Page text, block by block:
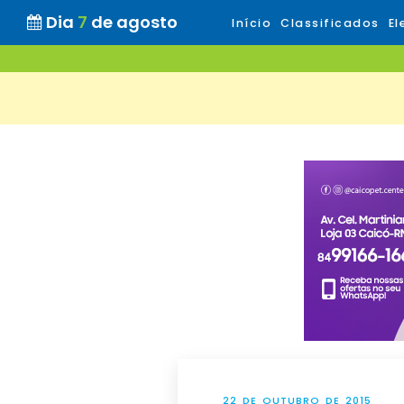
Dia 7 de agosto Início Classificados
22 DE OUTUBRO DE 2015